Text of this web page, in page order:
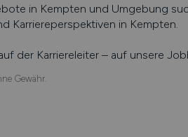
in Kempten und Umgebung
Karriereperspektiven in Kempten.
der Karriereleiter – auf unsere
Gewähr.